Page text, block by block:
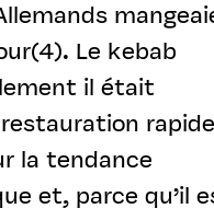
Le kebab
il était
la tendance
et, parce qu’il